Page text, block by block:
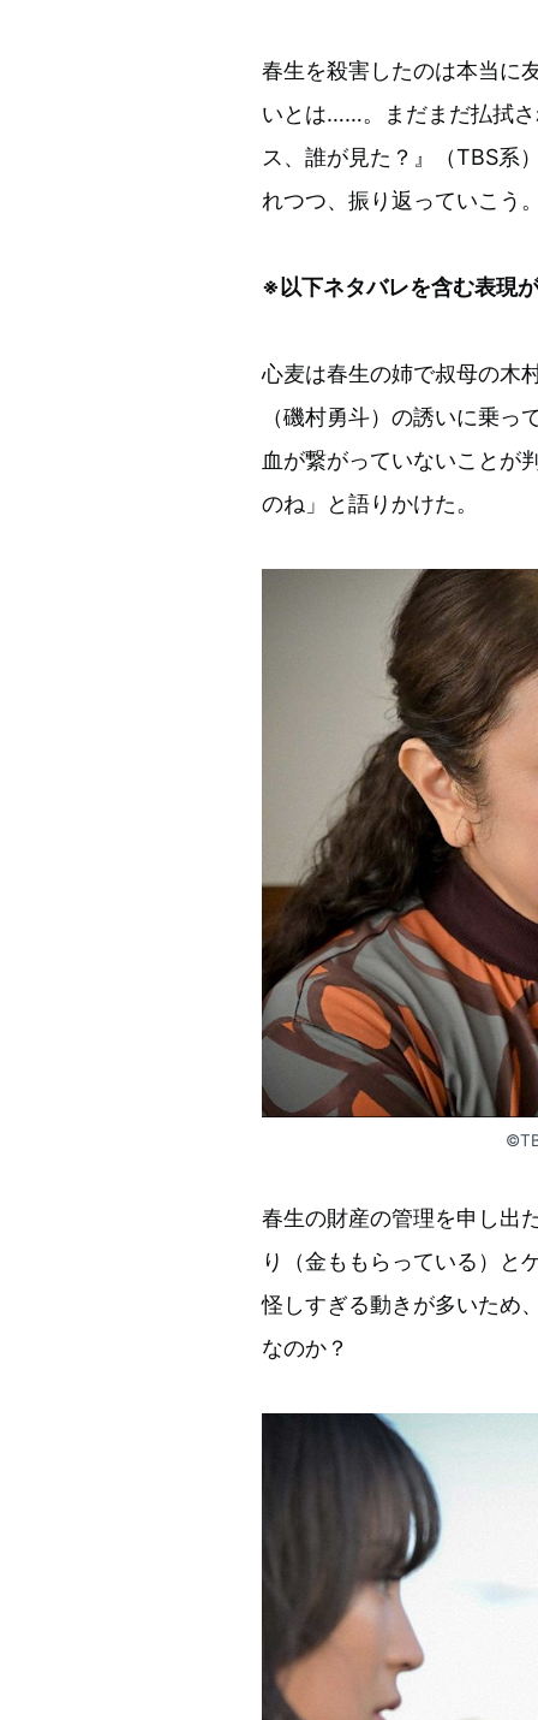
春生を殺害したのは本当に
いとは……。まだまだ払拭
ス、誰が見た？』（TBS系
れつつ、振り返っていこう
※以下ネタバレを含む表現
心麦は春生の姉で叔母の木
（磯村勇斗）の誘いに乗
血が繋がっていないことが
のね」と語りかけた。
春生の財産の管理を申し出
り（金ももらっている）と
怪しすぎる動きが多いため
なのか？